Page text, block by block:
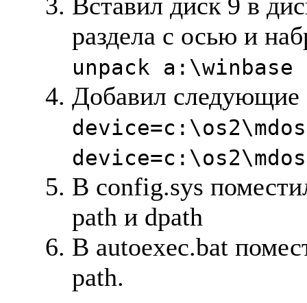
раздела с осью и
unpack a:\winbase
Добавил следующие
В config.sys
path и dpath
В autoexec.bat
path.